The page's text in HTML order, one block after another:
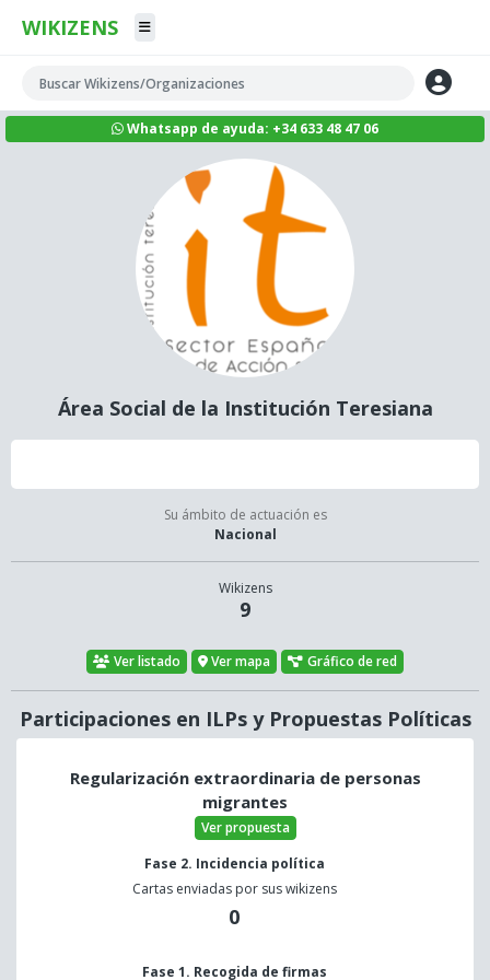
WIKIZENS
Whatsapp de ayuda: +34 633 48 47 06
Área Social de la Institución Teresiana
Su ámbito de actuación es
Nacional
Wikizens
9
Ver listado Ver mapa Gráfico de red
Participaciones en ILPs y Propuestas Políticas
Regularización extraordinaria de personas
migrantes
Ver propuesta
Fase 2. Incidencia política
Cartas enviadas por sus wikizens
0
Fase 1. Recogida de firmas